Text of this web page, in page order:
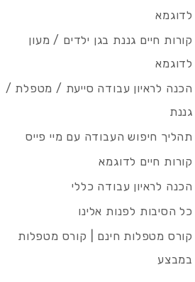
לדוגמא
קורות חיים גננת בגן ילדים / מעון
לדוגמא
הכנה לראיון עבודה סייעת / מטפלת /
גננת
תהליך חיפוש העבודה עם מיי פייס
קורות חיים לדוגמא
הכנה לראיון עבודה כללי
כל הסיבות לפנות אלינו
קורס מטפלות חינם | קורס מטפלות
במבצע